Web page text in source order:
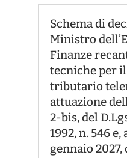
Schema di
Ministro
Finanze
tecniche per
tributario
attuazione
2-bis, del
1992, n. 546 e,
gennaio 2027,